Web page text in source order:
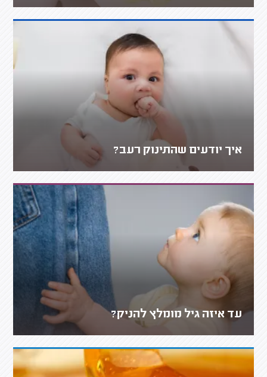
איך יודעים שהתינוק רעב?
עד איזה גיל מומלץ להניק?